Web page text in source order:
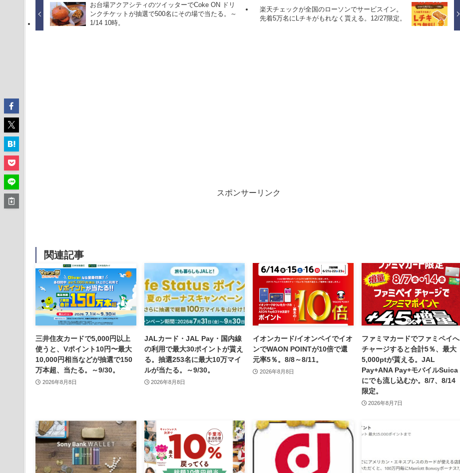
お台場アクアシティのツイッターでCoke ON ドリ
ンクチケットが抽選で500名にその場で当たる。～
1/14 10時。
楽天チェックが全国のローソンでサービスイン。
先着5万名にLチキがもれなく貰える。12/27限定。
スポンサーリンク
関連記事
三井住友カードで5,000円以上
使うと、Vポイント10円〜最大
10,000円相当などが抽選で150
万本超、当たる。～9/30。
2026年8月8日
JALカード・JAL Pay・国内線
の利用で最大30ポイントが貰え
る。抽選253名に最大10万マイ
ルが当たる。～9/30。
2026年8月8日
イオンカード/イオンペイでイオ
ンでWAON POINTが10倍で還
元率5％。8/8～8/11。
2026年8月8日
ファミマカードでファミペイへ
チャージすると合計5％、最大
5,000ptが貰える。JAL
Pay+ANA Pay+モバイルSuica
にでも流し込むか。8/7、8/14
限定。
2026年8月7日